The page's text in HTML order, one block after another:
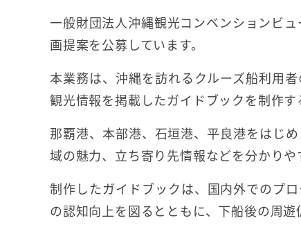
一般財団法人沖縄観光コンベンションビ
画提案を公募しています。
本業務は、沖縄を訪れるクルーズ船利用
観光情報を掲載したガイドブックを制作す
那覇港、本部港、石垣港、平良港をはじ
域の魅力、立ち寄り先情報などを分かりや
制作したガイドブックは、国内外でのプ
の認知向上を図るとともに、下船後の周遊